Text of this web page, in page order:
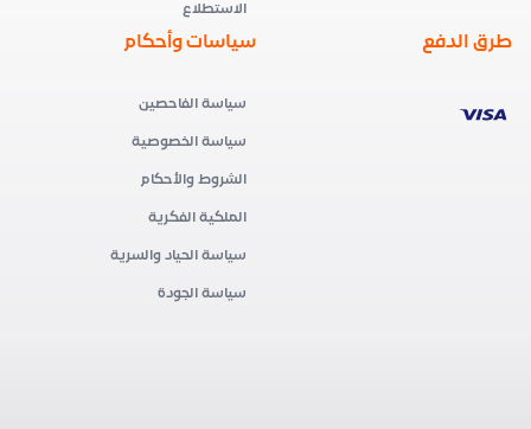
الاستطلاع
طرق الدفع سياسات وأحكام
سياسة الفاحصين
سياسة الخصوصية
الشروط والأحكام
الملكية الفكرية
سياسة الحياد والسرية
سياسة الجودة